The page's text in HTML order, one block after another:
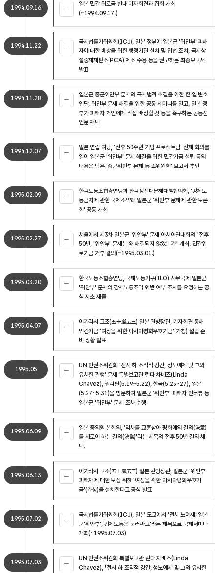
1994.09.16
일본 민간 위로금 반대 기자회견과 집회 개최
(~1994.09.17.)
1994.11.22
국제법률가위원회(ICJ), 일본 정부에 일본군 '위안부' 피해
자에 대한 배상을 위한 행정기관 설치 및 입법 조치, 국제상
설중재재판소(PCA) 제소 수용 등을 권고하는 최종보고서
발표
1994.11.28
일본군 종군위안부 문제의 국제법적 해결을 위한 한·일 변호
인단, 위안부 문제 해결을 위한 공동 세미나를 열고, 일본 정
부가 피해자 개인에게 직접 배상할 것 등을 촉구하는 공동선
언문 채택
1994.12.07
일본 연립 여당, '전후 50주년 기념 프로젝트팀' 전체 회의를
열어 일본군 '위안부' 문제 해결을 위한 민간기금 설립 등의
내용을 담은 '종군위안부 문제 등 소위원회' 보고서 추인
1995.02.09
한국노동조합총연맹과 한국정신대문제대책협의회, '강제노
동금지에 관한 국제조약과 일본군 '위안부'문제에 관한 토론
회' 공동 개최
1995.02.27
서울에서 제3차 일본군 '위안부' 문제 아시아연대회의 "전후
50년, '위안부' 문제는 왜 해결되지 않았는가" 개최. 민간위
로기금 거부 결의(~1995.03.01.)
1995.03.20
한국노동조합총연맹, 국제노동기구(ILO) 사무국에 일본군
'위안부' 문제의 강제노동조약 위반 여부 조사를 요청하는 공
식 제소 제출
1995.04.07
이가라시 고조(五十嵐広三) 일본 관방장관, 기자회견 통해
민간기금 '여성을 위한 아시아평화우호기금'(가칭) 설립 준
비 상황 발표
1995.05
UN 인권소위원회 '전시 하 조직적 강간, 성노예제 및 그와
유사한 관행' 문제 특별보고관 린다 차베즈(Linda
Chavez), 필리핀(5.19~5.22), 한국(5.23~27), 일본
(5.27~5.31)을 방문하여 일본군 '위안부' 피해자 인터뷰 등
일본군 '위안부' 문제 조사 수행
1995.06.09
일본 중의원 본회의, '역사를 교훈삼아 평화에의 결의(決意)
를 새로이 하는 결의(決議)'라는 제목의 전후 50년 결의 채
택.
1995.06.13
이가라시 고조(五十嵐広三) 일본 관방장관, 일본군 '위안부'
피해자에 대한 보상 위해 '여성을 위한 아시아평화우호기
금'(가칭)을 설치한다고 공식 발표
1995.07.02
국제법률가위원회(ICJ), 일본 도쿄에서 '전시 노예제: 일본
군'위안부', 강제노동을 둘러싸고'라는 제목으로 국제세미나
개최(~1995.07.03)
1995.07.03
UN 인권소위원회 특별보고관 린다 차베즈(Linda
Chavez), 「전시 하 조직적 강간, 성노예제 및 그와 유사한